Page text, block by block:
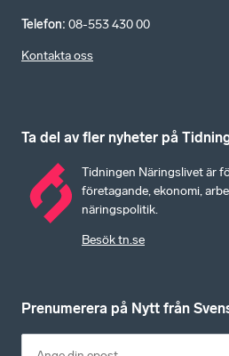
Telefon: 08-553 430 00
Kontakta oss
Ta del av fler nyheter på
Tidningen Näringslivet är
företagande, ekonomi,
näringspolitik.
Besök tn.se
Prenumerera på Nytt från